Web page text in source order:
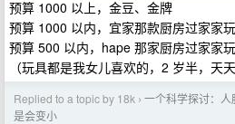
预算 1000 以上，金豆、金牌
预算 1000 以内，宜家那款厨房过家家
预算 500 以内，hape 那家厨房过家家
（玩具都是我女儿喜欢的，2 岁半，天
Replied to a topic by 18k › 一个科学探讨：
是会变小